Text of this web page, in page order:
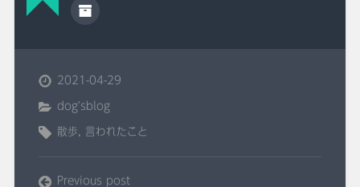
2021-04-29
dog'sblog
散歩, 言われたこと
Previous post